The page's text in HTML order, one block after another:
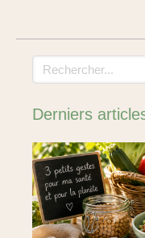
Rechercher
Derniers